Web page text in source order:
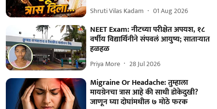
Shruti Vilas Kadam 01 Aug 2026
NEET Exam: नीटच्या परीक्षेत अपयश, १८
वर्षीय विद्यार्थिनीने संपवलं आयुष्य; साताऱ्यात
हळहळ
Priya More 28 Jul 2026
Migraine Or Headache: तुम्हाला
मायग्रेनचा त्रास आहे की साधी डोकेदुखी?
जाणून घ्या दोघांमधील ७ मोठे फरक